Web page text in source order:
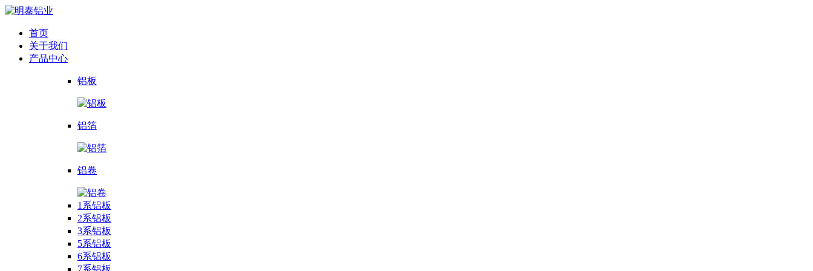
首页
关于我们
产品中心
铝板
铝箔
铝卷
1系铝板
2系铝板
3系铝板
5系铝板
6系铝板
7系铝板